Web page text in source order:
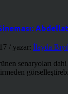
/ yazar: İlayda
senaryoları